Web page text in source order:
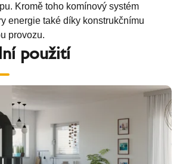
Kromě toho komínový systém
energie také díky konstrukčnímu
provozu.
použití